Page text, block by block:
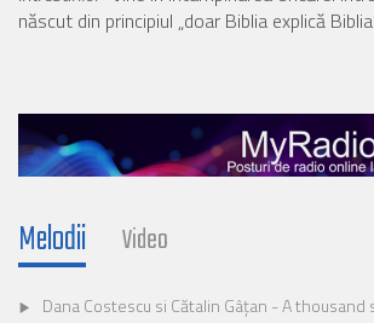
născut din principiul „doar Biblia explică
Melodii Video
Dana Costescu si Cătalin Gâțan - A thousand